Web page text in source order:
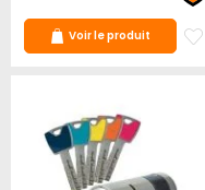
Voir le produit